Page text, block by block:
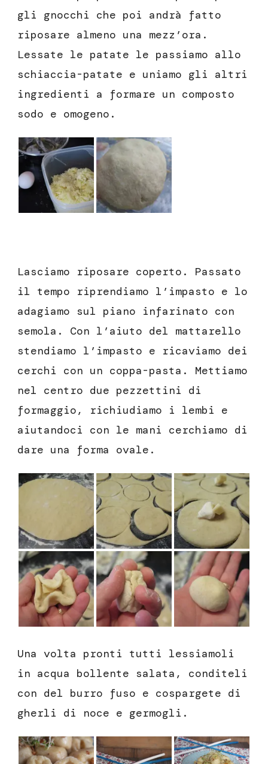
gli gnocchi che poi andrà fatto
riposare almeno una mezz’ora.
Lessate le patate le passiamo allo
schiaccia-patate e uniamo gli altri
ingredienti a formare un composto
sodo e omogeno.
Lasciamo riposare coperto. Passato
il tempo riprendiamo l’impasto e lo
adagiamo sul piano infarinato con
semola. Con l’aiuto del mattarello
stendiamo l’impasto e ricaviamo dei
cerchi con un coppa-pasta. Mettiamo
nel centro due pezzettini di
formaggio, richiudiamo i lembi e
aiutandoci con le mani cerchiamo di
dare una forma ovale.
Una volta pronti tutti lessiamoli
in acqua bollente salata, conditeli
con del burro fuso e cospargete di
gherli di noce e germogli.